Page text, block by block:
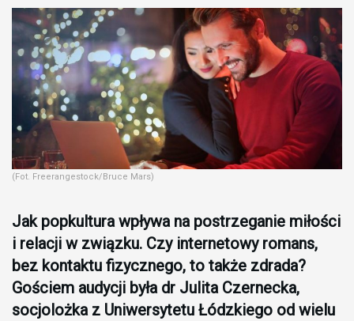
(Fot. Freerangestock/Bruce Mars)
Jak popkultura wpływa na postrzeganie miłości
i relacji w związku. Czy internetowy romans,
bez kontaktu fizycznego, to także zdrada?
Gościem audycji była dr Julita Czernecka,
socjolożka z Uniwersytetu Łódzkiego od wielu